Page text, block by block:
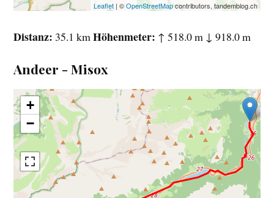
Leaflet| ©OpenStreetMapcontributors, tandemblog.ch
Distanz 35.1 kmHöhenmeter ↑ 518.0 m ↓ 918.0 m
Andeer - Misox
+
−